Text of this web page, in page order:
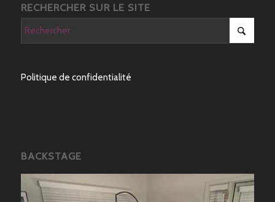
RECHERCHER SUR LE SITE
Politique de confidentialité
BACKSTAGE